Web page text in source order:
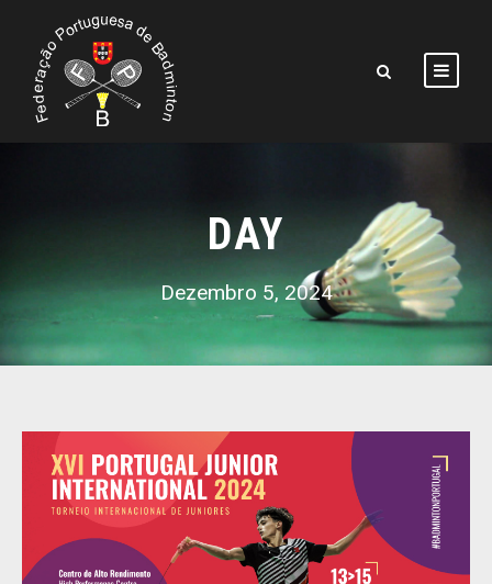
DAY
Dezembro 5, 2024